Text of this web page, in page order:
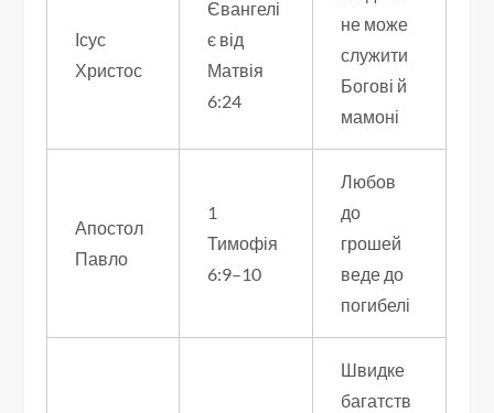
Ісус
Христос
Євангелі
є від
Матвія
6:24
не може
служити
Богові й
мамоні
Апостол
Павло
1
Тимофія
6:9–10
Любов
до
грошей
веде до
погибелі
Швидке
багатств